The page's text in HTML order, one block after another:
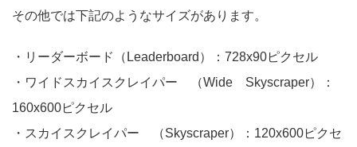
その他では下記のようなサイズがあります。
・リーダーボード（Leaderboard）：728x90ピクセル
・ワイドスカイスクレイパー （Wide Skyscraper）：
160x600ピクセル
・スカイスクレイパー （Skyscraper）：120x600ピクセ